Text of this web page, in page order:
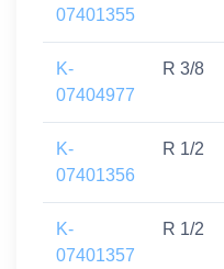
07401355
K-
07404977
R 3/8
K-
07401356
R 1/2
K-
07401357
R 1/2